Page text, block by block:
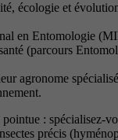
écologie et
en Entomologie
(parcours
agronome
: spécialisez-
précis